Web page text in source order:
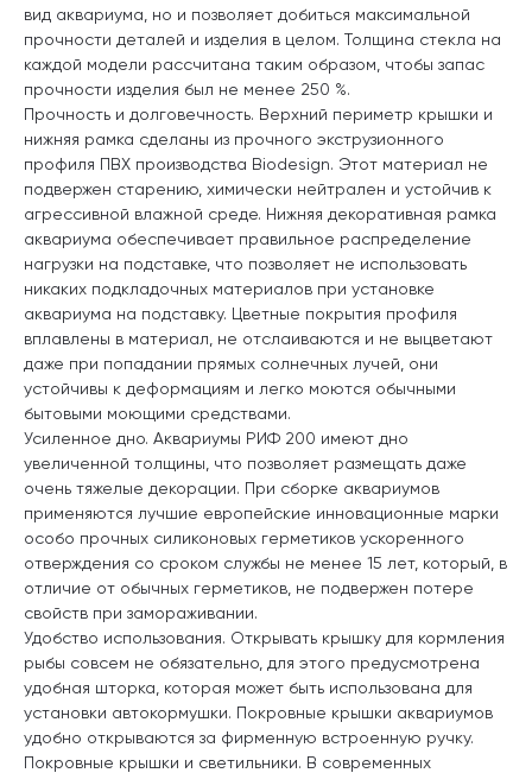
вид аквариума, но и позволяет добиться максимальной
прочности деталей и изделия в целом. Толщина стекла на
каждой модели рассчитана таким образом, чтобы запас
прочности изделия был не менее 250 %.
Прочность и долговечность. Верхний периметр крышки и
нижняя рамка сделаны из прочного экструзионного
профиля ПВХ производства Biodesign. Этот материал не
подвержен старению, химически нейтрален и устойчив к
агрессивной влажной среде. Нижняя декоративная рамка
аквариума обеспечивает правильное распределение
нагрузки на подставке, что позволяет не использовать
никаких подкладочных материалов при установке
аквариума на подставку. Цветные покрытия профиля
вплавлены в материал, не отслаиваются и не выцветают
даже при попадании прямых солнечных лучей, они
устойчивы к деформациям и легко моются обычными
бытовыми моющими средствами.
Усиленное дно. Аквариумы РИФ 200 имеют дно
увеличенной толщины, что позволяет размещать даже
очень тяжелые декорации. При сборке аквариумов
применяются лучшие европейские инновационные марки
особо прочных силиконовых герметиков ускоренного
отверждения со сроком службы не менее 15 лет, который, в
отличие от обычных герметиков, не подвержен потере
свойств при замораживании.
Удобство использования. Открывать крышку для кормления
рыбы совсем не обязательно, для этого предусмотрена
удобная шторка, которая может быть использована для
установки автокормушки. Покровные крышки аквариумов
удобно открываются за фирменную встроенную ручку.
Покровные крышки и светильники. В современных